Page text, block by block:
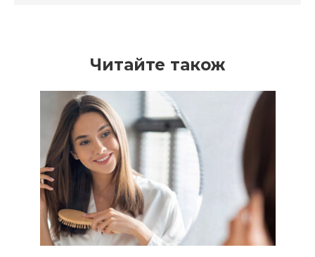
Читайте також